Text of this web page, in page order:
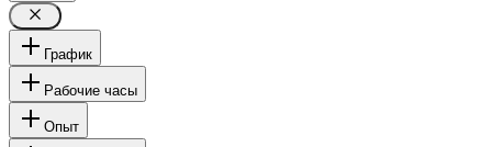
График
Рабочие часы
Опыт